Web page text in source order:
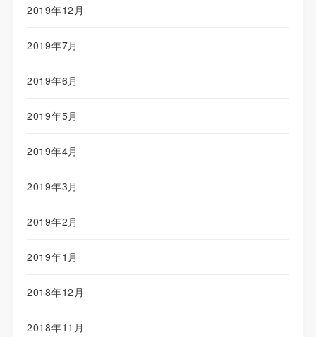
2019年12月
2019年7月
2019年6月
2019年5月
2019年4月
2019年3月
2019年2月
2019年1月
2018年12月
2018年11月